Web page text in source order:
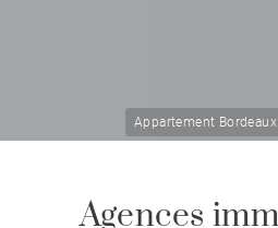
Appartement Bordeaux
Agences